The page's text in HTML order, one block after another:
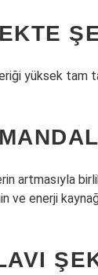
yüksek tam
artmasıyla
ve enerji